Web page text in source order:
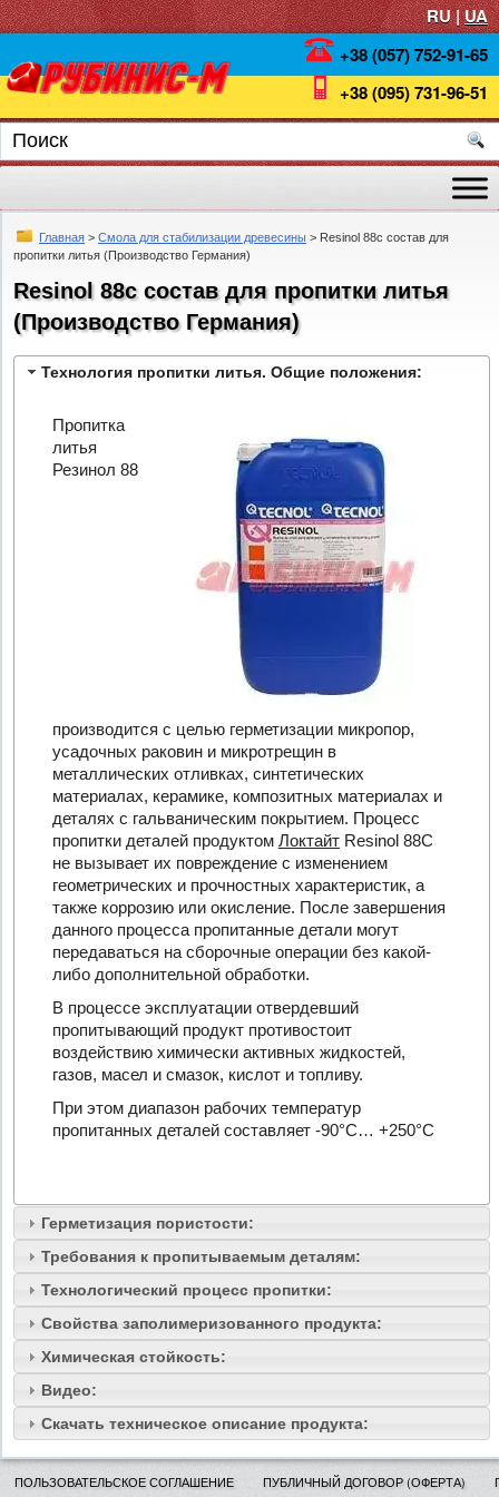
RU |UA
+38 (057) 752-91-65
+38 (095) 731-96-51
Главная > Смола для стабилизации древесины > Resinol 88c состав для
пропитки литья (Производство Германия)
Resinol 88c состав для пропитки литья
(Производство Германия)
Технология пропитки литья. Общие положения:
Пропитка
литья
Резинол 88
производится с целью герметизации микропор,
усадочных раковин и микротрещин в
металлических отливках, синтетических
материалах, керамике, композитных материалах и
деталях с гальваническим покрытием. Процесс
пропитки деталей продуктом ЛоктайтResinol 88C
не вызывает их повреждение с изменением
геометрических и прочностных характеристик, а
также коррозию или окисление. После завершения
данного процесса пропитанные детали могут
передаваться на сборочные операции без какой-
либо дополнительной обработки.
В процессе эксплуатации отвердевший
пропитывающий продукт противостоит
воздействию химически активных жидкостей,
газов, масел и смазок, кислот и топливу.
При этом диапазон рабочих температур
пропитанных деталей составляет -90°С… +250°С
Герметизация пористости:
Требования к пропитываемым деталям:
Технологический процесс пропитки:
Свойства заполимеризованного продукта:
Химическая стойкость:
Видео:
Скачать техническое описание продукта:
ПОЛЬЗОВАТЕЛЬСКОЕ СОГЛАШЕНИЕ ПУБЛИЧНЫЙ ДОГОВОР (ОФЕРТА)